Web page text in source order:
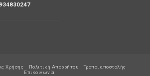
Χρήσης Πολιτική Απορρήτου
Τρόποι αποστολής
Επικοινωνία